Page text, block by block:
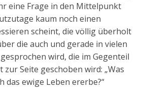
eine Frage in den Mittelpunkt
kaum noch einen
scheint, die völlig überholt
die auch und gerade in vielen
wird, die im Gegenteil
zur Seite geschoben wird: „Was
das ewige Leben ererbe?“